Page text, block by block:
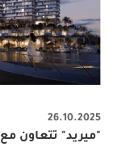
26.10.2025
"ميريد" تتعاون